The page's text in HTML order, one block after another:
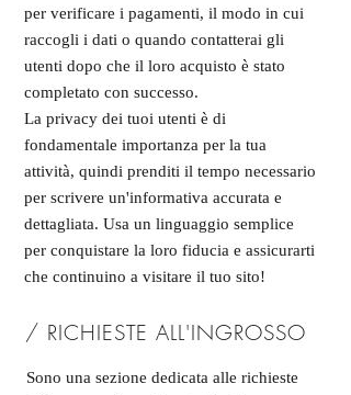
per verificare i pagamenti, il modo in cui
raccogli i dati o quando contatterai gli
utenti dopo che il loro acquisto è stato
completato con successo.
La privacy dei tuoi utenti è di
fondamentale importanza per la tua
attività, quindi prenditi il tempo necessario
per scrivere un'informativa accurata e
dettagliata. Usa un linguaggio semplice
per conquistare la loro fiducia e assicurarti
che continuino a visitare il tuo sito!
/ RICHIESTE ALL'INGROSSO
Sono una sezione dedicata alle richieste